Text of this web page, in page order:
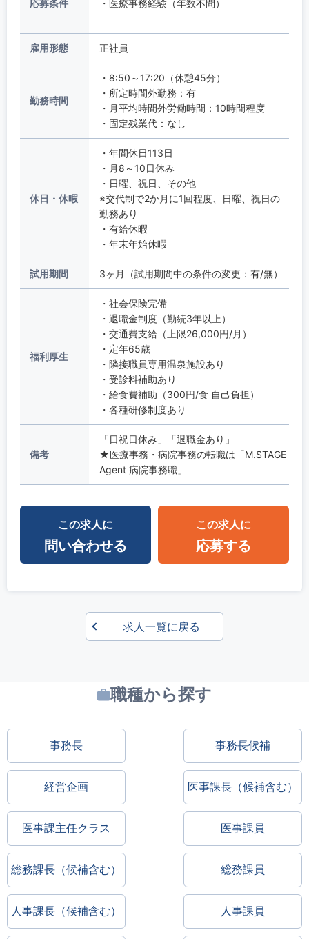
応募条件
・医療事務経験（年数不問）
雇用形態 正社員
勤務時間
・8:50～17:20（休憩45分）
・所定時間外勤務：有
・月平均時間外労働時間：10時間程度
・固定残業代：なし
休日・休暇
・年間休日113日
・月8～10日休み
・日曜、祝日、その他
※交代制で2か月に1回程度、日曜、祝日の
勤務あり
・有給休暇
・年末年始休暇
試用期間 3ヶ月（試用期間中の条件の変更：有/無）
福利厚生
・社会保険完備
・退職金制度（勤続3年以上）
・交通費支給（上限26,000円/月）
・定年65歳
・隣接職員専用温泉施設あり
・受診料補助あり
・給食費補助（300円/食 自己負担）
・各種研修制度あり
備考
「日祝日休み」「退職金あり」
★医療事務・病院事務の転職は「M.STAGE
Agent 病院事務職」
この求人に
問い合わせる
この求人に
応募する
求人一覧に戻る
職種から探す
事務長 事務長候補
経営企画 医事課長（候補含む）
医事課主任クラス 医事課員
総務課長（候補含む） 総務課員
人事課長（候補含む） 人事課員